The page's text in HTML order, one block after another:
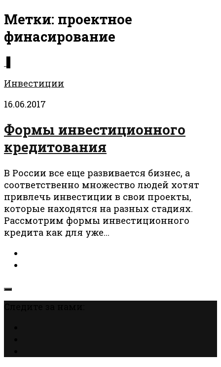
Метки: проектное
финасирование
Инвестиции
16.06.2017
Формы инвестиционного
кредитования
В России все еще развивается бизнес, а
соответственно множество людей хотят
привлечь инвестиции в свои проекты,
которые находятся на разных стадиях.
Рассмотрим формы инвестиционного
кредита как для уже...